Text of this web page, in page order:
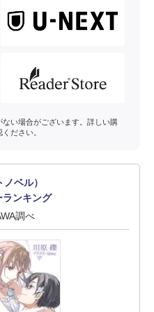
い場合がございます。詳しい購
ださい。
ベル）
ランキング
調べ